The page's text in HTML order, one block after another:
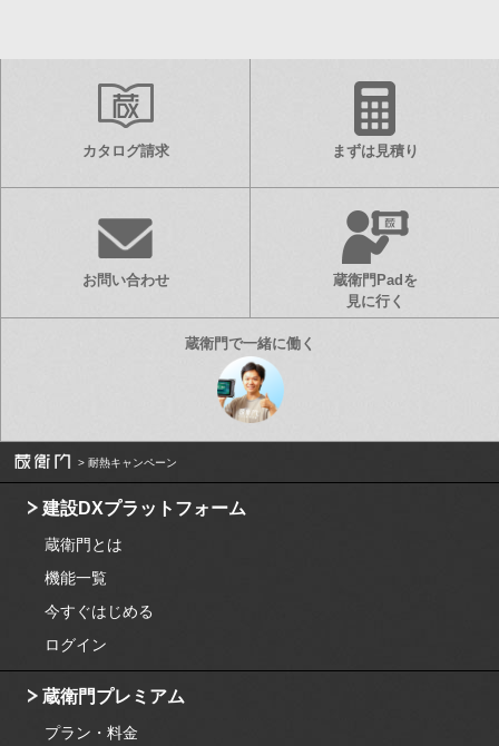
カタログ請求 まずは見積り
お問い合わせ
蔵衛門Padを
見に行く
耐熱キャンペーン
建設DXプラットフォーム
蔵衛門とは
機能一覧
今すぐはじめる
ログイン
蔵衛門プレミアム
プラン・料金